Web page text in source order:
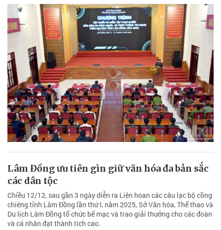
Lâm Đồng ưu tiên gìn giữ văn hóa đa bản sắc
các dân tộc
Chiều 12/12, sau gần 3 ngày diễn ra Liên hoan các câu lạc bộ cồng
chiêng tỉnh Lâm Đồng lần thứ I, năm 2025, Sở Văn hóa, Thể thao và
Du lịch Lâm Đồng tổ chức bế mạc và trao giải thưởng cho các đoàn
và cá nhân đạt thành tích cao.